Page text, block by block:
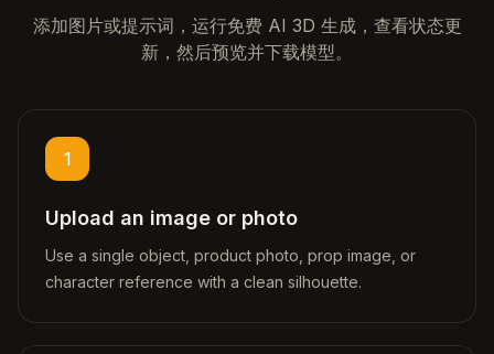
添加图片或提示词，运行免费 AI 3D 生成，查看状态更
新，然后预览并下载模型。
1
Upload an image or photo
Use a single object, product photo, prop image, or
character reference with a clean silhouette.